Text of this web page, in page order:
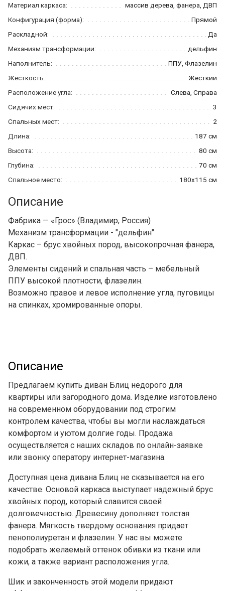
Материал каркаса:
массив дерева, фанера, ДВП
Конфигурация (форма):
Прямой
Раскладной:
Да
Механизм трансформации:
дельфин
Наполнитель:
ППУ, Флазелин
Жесткость:
Жесткий
Расположение угла:
Слева, Справа
Сидячих мест:
3
Спальных мест:
2
Длина:
187 см
Высота:
80 см
Глубина:
70 см
Спальное место:
180x115 см
Описание
Фабрика — «Грос» (Владимир, Россия)
Механизм трансформации - "дельфин"
Каркас – брус хвойных пород, высокопрочная фанера,
ДВП.
Элементы сидений и спальная часть – мебельный
ППУ высокой плотности, флазелин.
Возможно правое и левое исполнение угла, пуговицы
на спинках, хромированные опоры.
Описание
Предлагаем купить диван Блиц недорого для
квартиры или загородного дома. Изделие изготовлено
на современном оборудовании под строгим
контролем качества, чтобы вы могли наслаждаться
комфортом и уютом долгие годы. Продажа
осуществляется с наших складов по онлайн-заявке
или звонку оператору интернет-магазина.
Доступная цена дивана Блиц не сказывается на его
качестве. Основой каркаса выступает надежный брус
хвойных пород, который славится своей
долговечностью. Древесину дополняет толстая
фанера. Мягкость твердому основания придает
пенополиуретан и флазелин. У нас вы можете
подобрать желаемый оттенок обивки из ткани или
кожи, а также вариант расположения угла.
Шик и законченность этой модели придают